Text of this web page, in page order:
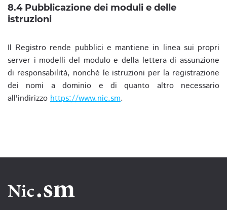
8.4 Pubblicazione dei moduli e delle
istruzioni
Il Registro rende pubblici e mantiene in linea sui propri
server i modelli del modulo e della lettera di assunzione
di responsabilità, nonché le istruzioni per la registrazione
dei nomi a dominio e di quanto altro necessario
all'indirizzo https://www.nic.sm.